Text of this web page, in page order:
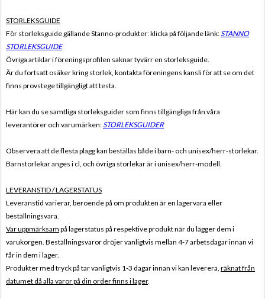
STORLEKSGUIDE
För storleksguide gällande Stanno-produkter: klicka på följande länk:STANNO
STORLEKSGUIDE
Övriga artiklar i föreningsprofilen saknar tyvärr en storleksguide.
Är du fortsatt osäker kring storlek, kontakta föreningens kansli för att se om det
finns provstege tillgängligt att testa.
Här kan du se samtliga storleksguider som finns tillgängliga från våra
leverantörer och varumärken:STORLEKSGUIDER
Observera att de flesta plagg kan beställas både i barn- och unisex/herr-storlekar.
Barnstorlekar anges i cl, och övriga storlekar är i unisex/herr-modell.
LEVERANSTID / LAGERSTATUS
Leveranstid varierar, beroende på om produkten är en lagervara eller
beställningsvara.
Var uppmärksam på lagerstatus på respektive produkt när du lägger dem i
varukorgen. Beställningsvaror dröjer vanligtvis mellan 4-7 arbetsdagar innan vi
får in dem i lager.
Produkter med tryck på tar vanligtvis 1-3 dagar innan vi kan leverera, räknat från
datumet då alla varor på din order finns i lager.